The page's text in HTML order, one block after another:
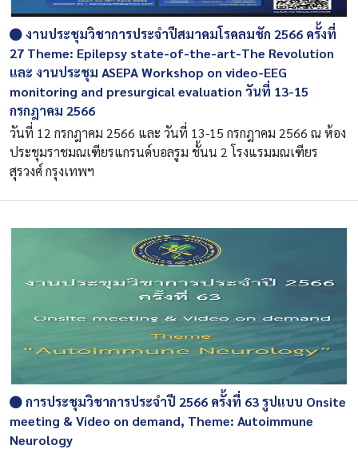
งานประชุมวิชาการประจําปีสมาคมโรคลมชัก 2566 ครั้งที่
27 Theme: Epilepsy state-of-the-art-The Revolution
และ งานประชุม ASEPA Workshop on video-EEG
monitoring and presurgical evaluation วันที่ 13-15
กรกฎาคม 2566
วันที่ 12 กรกฎาคม 2566 และ วันที่ 13-15 กรกฎาคม 2566 ณ ห้อง
ประชุมราชมณเฑียรแกรนด์บอลรูม ชั้นน 2 โรงแรมมณเฑียร
สุรวงศ์ กรุงเทพฯ
การประชุมวิชาการประจำปี 2566 ครั้งที่ 63 รูปแบบ Onsite
meeting & Video on demand, Theme: Autoimmune
Neurology